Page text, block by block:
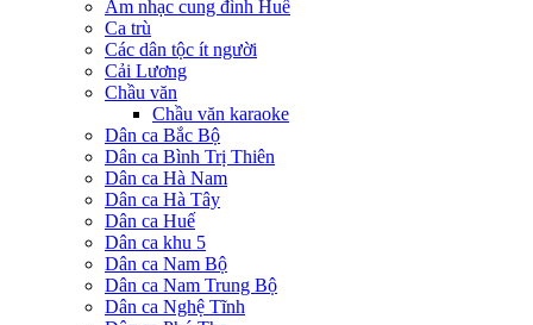
Âm nhạc cung đình Huế
Ca trù
Các dân tộc ít người
Cải Lương
Chầu văn
Chầu văn karaoke
Dân ca Bắc Bộ
Dân ca Bình Trị Thiên
Dân ca Hà Nam
Dân ca Hà Tây
Dân ca Huế
Dân ca khu 5
Dân ca Nam Bộ
Dân ca Nam Trung Bộ
Dân ca Nghệ Tĩnh